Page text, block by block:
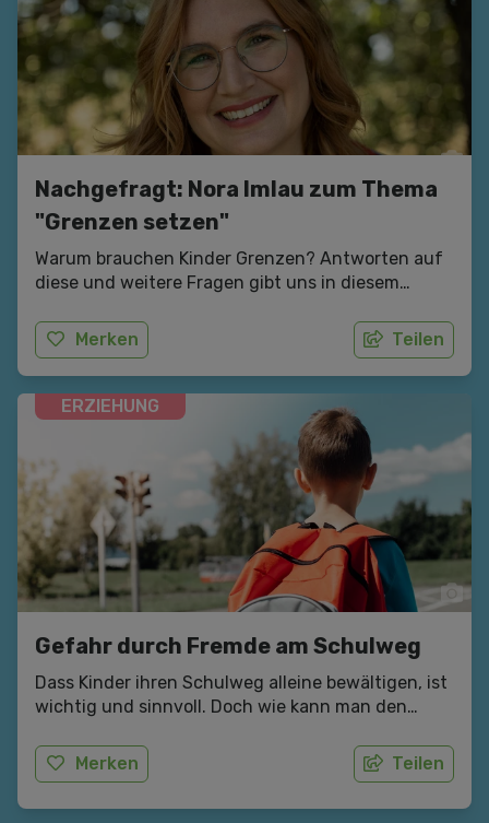
Nachgefragt: Nora Imlau zum Thema
"Grenzen setzen"
Warum brauchen Kinder Grenzen? Antworten auf
diese und weitere Fragen gibt uns in diesem
Erziehungsratgeber zum Thema
bindungsorientierte Erziehung.
Merken Teilen
ERZIEHUNG
Gefahr durch Fremde am Schulweg
Dass Kinder ihren Schulweg alleine bewältigen, ist
wichtig und sinnvoll. Doch wie kann man den
schützen?
Merken Teilen